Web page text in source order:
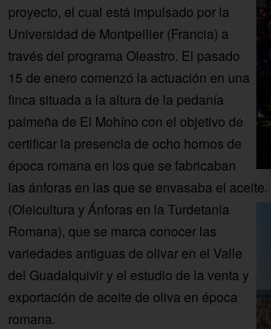
proyecto, el cual está impulsado por la
Universidad de Montpellier (Francia) a
través del programa Oleastro. El pasado
15 de enero comenzó la actuación en una
finca situada a la altura de la pedanía
palmeña de El Mohíno con el objetivo de
certificar la presencia de ocho hornos de
época romana en los que se fabricaban
las ánforas en las que se envasaba el aceite.
(Oleicultura y Ánforas en la Turdetania
Romana), que se marca conocer las
variedades antiguas de olivar en el Valle
del Guadalquivir y el estudio de la venta y
exportación de aceite de oliva en época
romana.